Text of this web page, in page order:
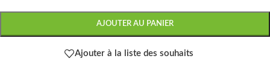
AJOUTER AU PANIER
Ajouter à la liste des souhaits